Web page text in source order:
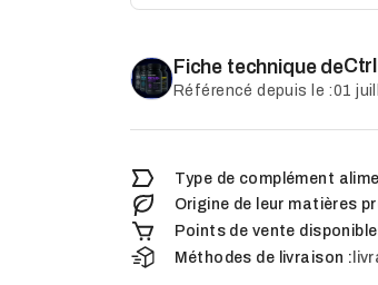
Fiche technique de
Référencé depuis le :01
Type de complément
Origine de leur matières
Points de vente
Méthodes de livraison :